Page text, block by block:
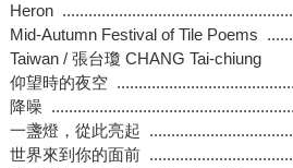
Heron
Mid-Autumn Festival of Tile Poems
Taiwan / 張台瓊 CHANG Tai-chiung
仰望時的夜空
降噪
一盞燈，從此亮起
世界來到你的面前